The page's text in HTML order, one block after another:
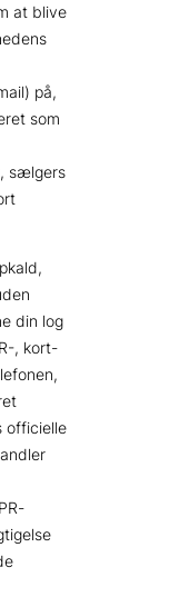
at blive
på,
som
sælgers
din log
, kort-
officielle